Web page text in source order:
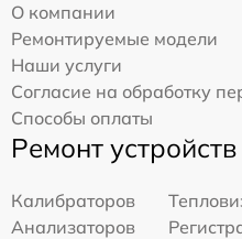
О компании
Ремонтируемые модели
Наши услуги
Согласие на обработку
Способы оплаты
Ремонт устройств
Калибраторов
Анализаторов